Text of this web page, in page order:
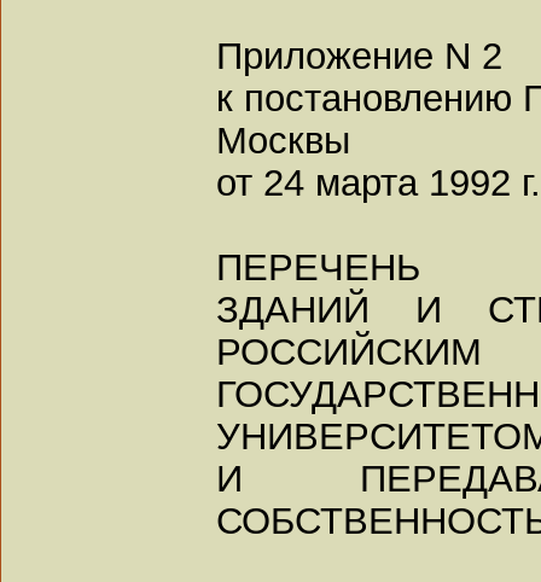
Приложение N 2
к постановлению
Москвы
от 24 марта 1992
ПЕРЕЧЕНЬ
ЗДАНИЙ И
РОССИЙСКИМ
И